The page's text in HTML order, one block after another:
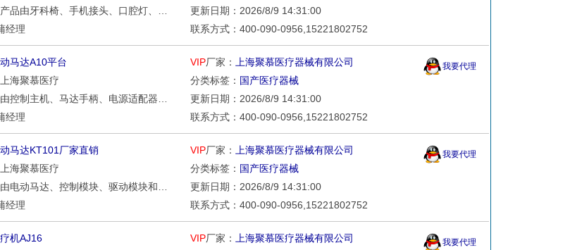
更新日期：2026/8/9 14:31:00
经理
联系方式：400-090-0956,15221802752
马达A10平台 VIP厂家：
上海聚慕医疗器械有限公司
海聚慕医疗
分类标签： 国产医疗器械
更新日期：2026/8/9 14:31:00
经理
联系方式：400-090-0956,15221802752
我要代理
马达KT101厂家直销 VIP厂家：
上海聚慕医疗器械有限公司
海聚慕医疗
分类标签： 国产医疗器械
更新日期：2026/8/9 14:31:00
经理
联系方式：400-090-0956,15221802752
我要代理
机AJ16 VIP厂家：
上海聚慕医疗器械有限公司
我要代理